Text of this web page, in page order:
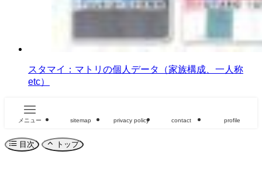
スタマイ：マトリの個人データ（家族構成、一人称
etc）
メニュー sitemap privacy policy contact profile
目次 トップ